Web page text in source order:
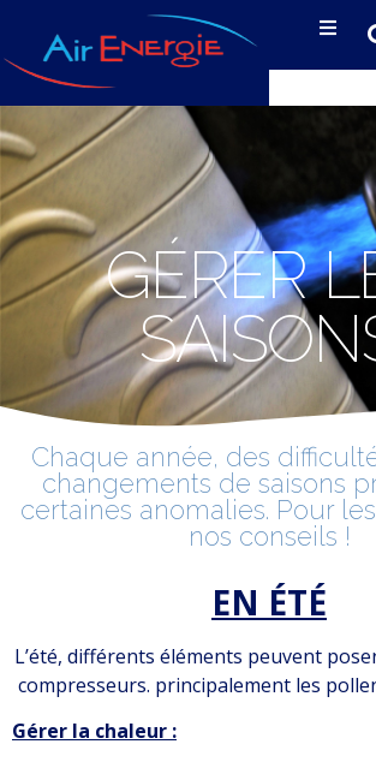
& condensats
& réseaux de
Azote
& pompes à
Occasions
& locations
GÉRER
Chaque année, des
changements de saisons
certaines anomalies. Pour
nos conseils !
EN ÉTÉ
L’été, différents éléments peuvent
compresseurs. principalement les
Gérer la chaleur :